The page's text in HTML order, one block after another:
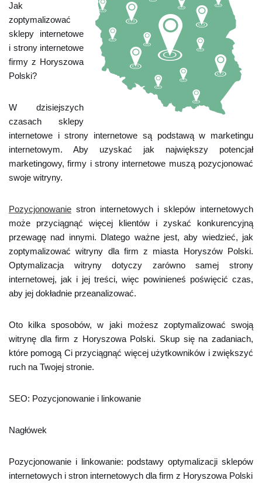
Jak
zoptymalizować
sklepy internetowe
i strony internetowe
firmy z Horyszowa
Polski?
W dzisiejszych
czasach sklepy
internetowe i strony internetowe są podstawą w marketingu
internetowym. Aby uzyskać jak największy potencjał
marketingowy, firmy i strony internetowe muszą pozycjonować
swoje witryny.
Pozycjonowanie stron internetowych i sklepów internetowych
może przyciągnąć więcej klientów i zyskać konkurencyjną
przewagę nad innymi. Dlatego ważne jest, aby wiedzieć, jak
zoptymalizować witryny dla firm z miasta Horyszów Polski.
Optymalizacja witryny dotyczy zarówno samej strony
internetowej, jak i jej treści, więc powinieneś poświęcić czas,
aby jej dokładnie przeanalizować.
Oto kilka sposobów, w jaki możesz zoptymalizować swoją
witrynę dla firm z Horyszowa Polski. Skup się na zadaniach,
które pomogą Ci przyciągnąć więcej użytkowników i zwiększyć
ruch na Twojej stronie.
SEO: Pozycjonowanie i linkowanie
Nagłówek
Pozycjonowanie i linkowanie: podstawy optymalizacji sklepów
internetowych i stron internetowych dla firm z Horyszowa Polski